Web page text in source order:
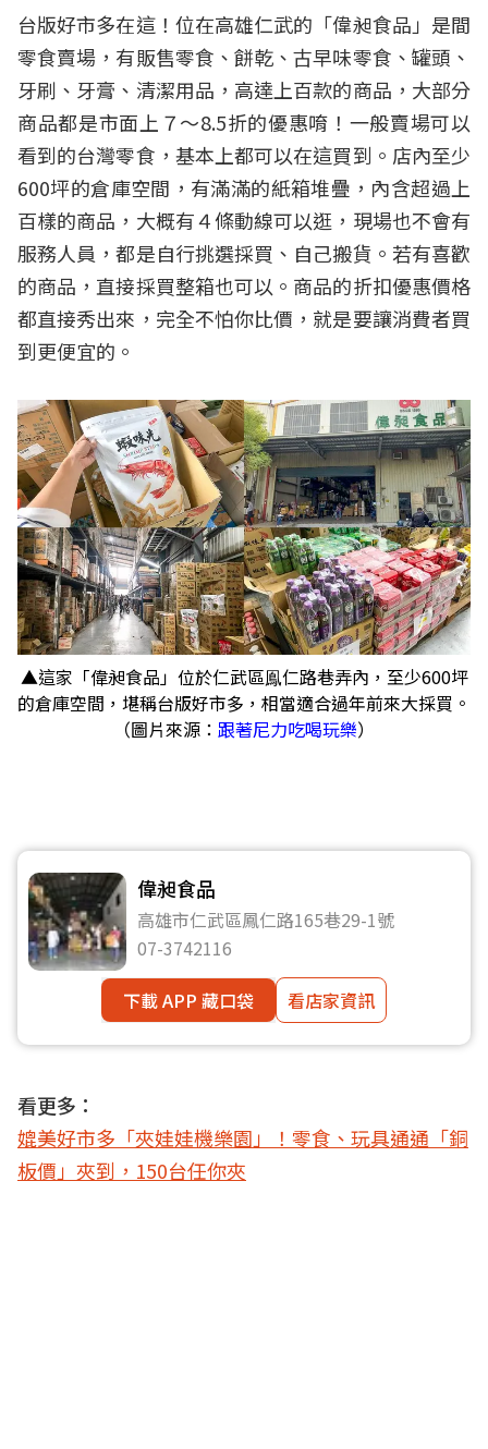
台版好市多在這！位在高雄仁武的「偉昶食品」是間
零食賣場，有販售零食、餅乾、古早味零食、罐頭、
牙刷、牙膏、清潔用品，高達上百款的商品，大部分
商品都是市面上７～8.5折的優惠唷！一般賣場可以
看到的台灣零食，基本上都可以在這買到。店內至少
600坪的倉庫空間，有滿滿的紙箱堆疊，內含超過上
百樣的商品，大概有４條動線可以逛，現場也不會有
服務人員，都是自行挑選採買、自己搬貨。若有喜歡
的商品，直接採買整箱也可以。商品的折扣優惠價格
都直接秀出來，完全不怕你比價，就是要讓消費者買
到更便宜的。
▲這家「偉昶食品」位於仁武區鳯仁路巷弄內，至少600坪
的倉庫空間，堪稱台版好市多，相當適合過年前來大採買。
（圖片來源： 跟著尼力吃喝玩樂）
偉昶食品
高雄市仁武區鳳仁路165巷29-1號
07-3742116
下載 APP 藏口袋
看店家資訊
看更多：
媲美好市多「夾娃娃機樂園」！零食、玩具通通「銅
板價」夾到，150台任你夾